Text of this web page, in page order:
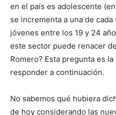
en el país es adolescente
se incrementa a una de
jóvenes entre los 19 y 24
este sector puede renacer
Romero? Esta pregunta es
responder a continuación.
No sabemos qué hubiera
de hoy considerando las